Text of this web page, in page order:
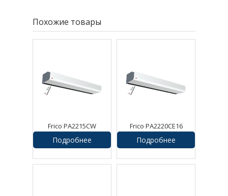
Похожие товары
Frico PA2215CW
Воздушная завеса
Подробнее
Frico PA2220CE16
Воздушная завеса
Подробнее